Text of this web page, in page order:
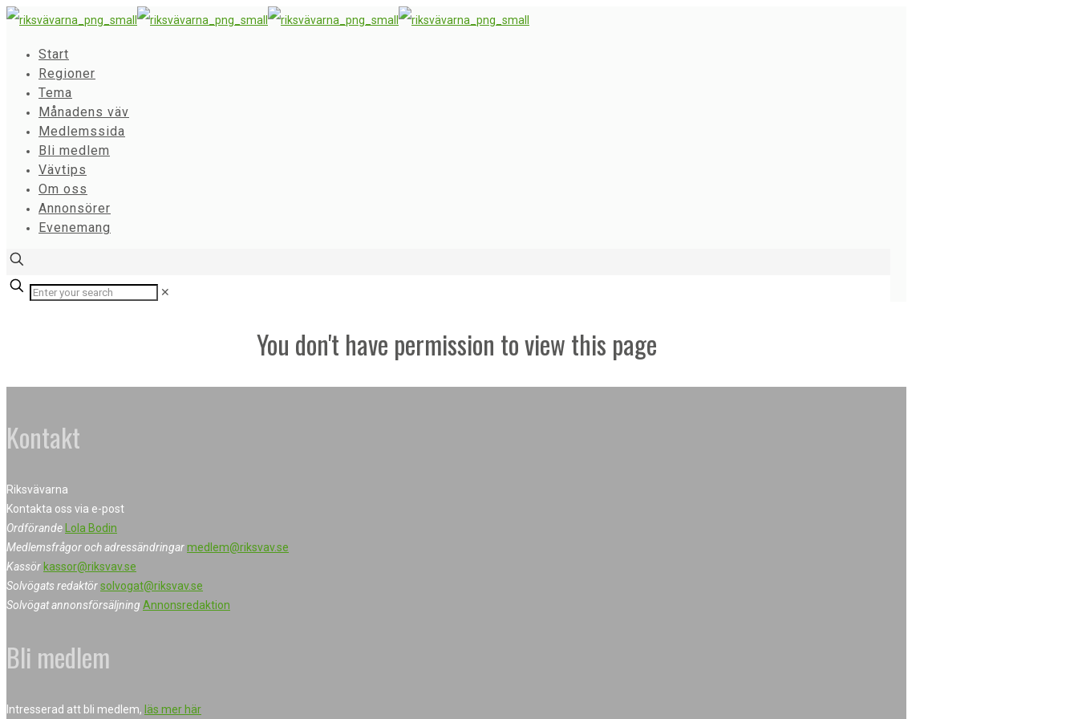
Start
Regioner
Tema
Månadens väv
Medlemssida
Bli medlem
Vävtips
Om oss
Annonsörer
Evenemang
✕
You don't have permission to view this page
Kontakt
Riksvävarna
Kontakta oss via e-post
Ordförande
Lola Bodin
Medlemsfrågor och adressändringarmedlem@riksvav.se
Kassör kassor@riksvav.se
Solvögats redaktörsolvogat@riksvav.se
Solvögat annonsförsäljning Annonsredaktion
Bli medlem
Intresserad att bli medlem, läs mer här